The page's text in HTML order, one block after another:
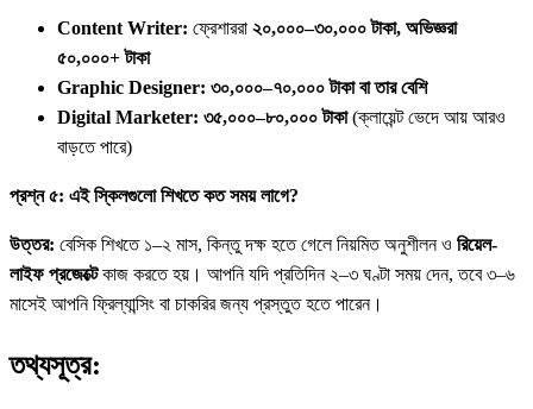
Content Writer: ফ্রেশাররা ২০,০০০–৩০,০০০ টাকা, অভিজ্ঞরা
৫০,০০০+ টাকা
Graphic Designer: ৩০,০০০–৭০,০০০ টাকা বা তার বেশি
Digital Marketer: ৩৫,০০০–৮০,০০০ টাকা(ক্লায়েন্ট ভেদে আয় আরও
বাড়তে পারে)
প্রশ্ন ৫: এই স্কিলগুলো শিখতে কত সময় লাগে?
উত্তর: বেসিক শিখতে ১–২ মাস, কিন্তু দক্ষ হতে গেলে নিয়মিত অনুশীলন ও রিয়েল-
লাইফ প্রজেক্টেকাজ করতে হয়। আপনি যদি প্রতিদিন ২–৩ ঘণ্টা সময় দেন, তবে ৩–৬
মাসেই আপনি ফ্রিল্যান্সিং বা চাকরির জন্য প্রস্তুত হতে পারেন।
তথ্যসূত্র: